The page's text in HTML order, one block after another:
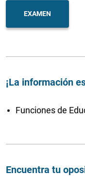
EXAMEN
¡La información
Funciones de
Encuentra tu